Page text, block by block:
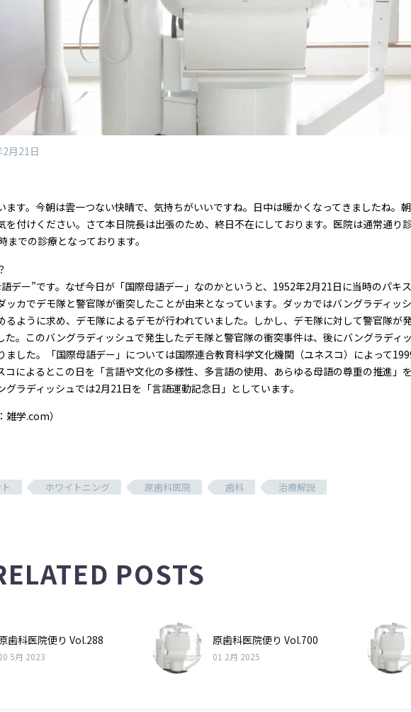
月21日
ます。今朝は雲一つない快晴で、気持ちがいいですね。日中は暖かくなってきましたね。
を付けください。さて本日院長は出張のため、終日不在にしております。医院は通常通り
までの診療となっております。
デー”です。なぜ今日が「国際母語デー」なのかというと、1952年2月21日に当時のパキ
ッカでデモ隊と警官隊が衝突したことが由来となっています。ダッカではバングラディッ
るように求め、デモ隊によるデモが行われていました。しかし、デモ隊に対して警官隊が
た。このバングラディッシュで発生したデモ隊と警官隊の衝突事件は、後にバングラディ
ました。「国際母語デー」については国際連合教育科学文化機関（ユネスコ）によって
コによるとこの日を「言語や文化の多様性、多言語の使用、あらゆる母語の尊重の推進」
グラディッシュでは2月21日を「言語運動記念日」としています。
雑学.com）
ホワイトニング 原歯科医院 歯科 治療解説
POSTS
歯科医院便り Vol.288
5月 2023
原歯科医院便り Vol.700
01 2月 2025